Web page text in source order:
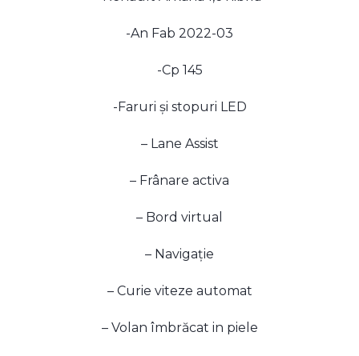
-An Fab 2022-03
-Cp 145
-Faruri și stopuri LED
– Lane Assist
– Frânare activa
– Bord virtual
– Navigație
– Curie viteze automat
– Volan îmbrăcat in piele